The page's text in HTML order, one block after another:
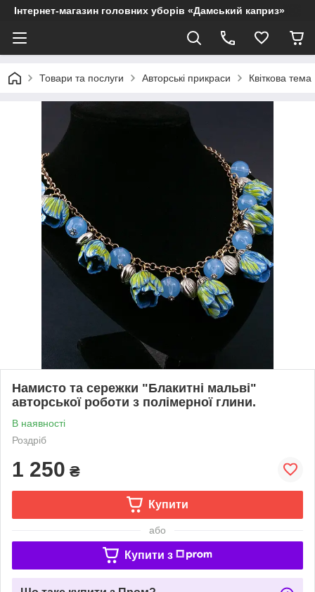
Інтернет-магазин головних уборів «Дамський каприз»
Товари та послуги Авторські прикраси Квіткова тема
Намисто та сережки "Блакитні мальві"
авторської роботи з полімерної глини.
В наявності
Роздріб
1 250 ₴
Купити
або
Купити з